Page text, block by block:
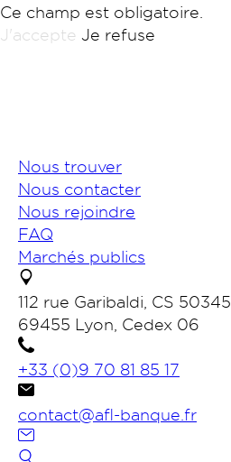
Ce champ est obligatoire.
J'accepte Je refuse
Nous trouver
Nous contacter
Nous rejoindre
FAQ
Marchés publics
112 rue Garibaldi, CS 50345
69455 Lyon, Cedex 06
+33 (0)9 70 81 85 17
contact@afl-banque.fr